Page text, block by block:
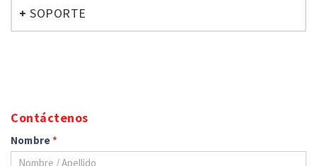
SOPORTE
Contáctenos
Nombre*